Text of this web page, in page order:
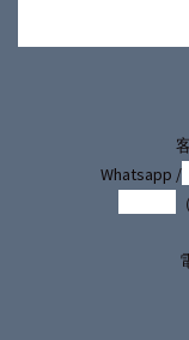
Whatsapp /
（852